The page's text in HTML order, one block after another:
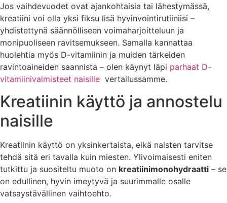
Jos vaihdevuodet ovat ajankohtaisia tai lähestymässä,
kreatiini voi olla yksi fiksu lisä hyvinvointirutiiniisi –
yhdistettynä säännölliseen voimaharjoitteluun ja
monipuoliseen ravitsemukseen. Samalla kannattaa
huolehtia myös D-vitamiinin ja muiden tärkeiden
ravintoaineiden saannista – olen käynyt läpi parhaat D-
vitamiinivalmisteet naisille vertailussamme.
Kreatiinin käyttö ja annostelu
naisille
Kreatiinin käyttö on yksinkertaista, eikä naisten tarvitse
tehdä sitä eri tavalla kuin miesten. Ylivoimaisesti eniten
tutkittu ja suositeltu muoto on kreatiinimonohydraatti – se
on edullinen, hyvin imeytyvä ja suurimmalle osalle
vatsaystävällinen vaihtoehto.